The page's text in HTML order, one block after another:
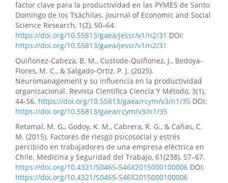
factor clave para la productividad en las PYMES de Santo
Domingo de los Tsáchilas. Journal of Economic and Social
Science Research, 1(2), 50–64.
https://doi.org/10.55813/gaea/jessr/v1/n2/31 DOI:
https://doi.org/10.55813/gaea/jessr/v1/n2/31
Quiñonez-Cabeza, B. M., Custode-Quiñonez, J., Bedoya-
Flores, M. C., & Salgado-Ortiz, P. J. (2025).
Neuromanagement y su influencia en la productividad
organizacional. Revista Científica Ciencia Y Método, 3(1),
44-56. https://doi.org/10.55813/gaea/rcym/v3/n1/35 DOI:
https://doi.org/10.55813/gaea/rcym/v3/n1/35
Retamal, M. G., Godoy, K. M., Cabrera, R. G., & Cañas, C.
M. (2015). Factores de riesgo psicosocial y estrés
percibido en trabajadores de una empresa eléctrica en
Chile. Medicina y Seguridad del Trabajo, 61(238), 57–67.
https://doi.org/10.4321/S0465-546X2015000100006 DOI:
https://doi.org/10.4321/S0465-546X2015000100006